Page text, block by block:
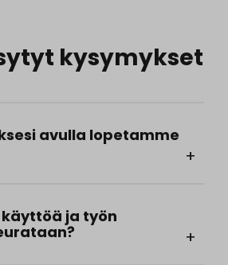
kysymykset
avulla lopetamme
ja työn